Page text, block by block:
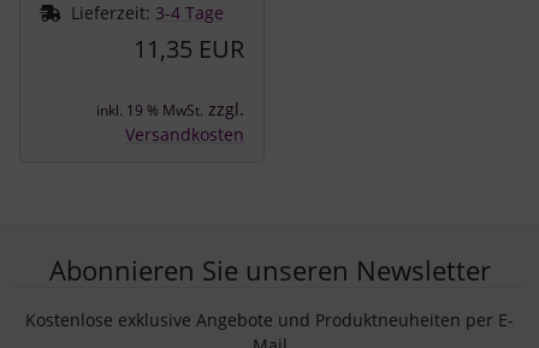
Lieferzeit: 3-4 Tage
11,35 EUR
inkl. 19 % MwSt. zzgl.
Versandkosten
Abonnieren Sie unseren Newsletter
Kostenlose exklusive Angebote und Produktneuheiten per E-